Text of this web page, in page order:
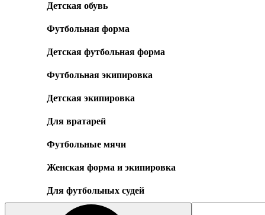
Детская обувь
Футбольная форма
Детская футбольная форма
Футбольная экипировка
Детская экипировка
Для вратарей
Футбольные мячи
Женская форма и экипировка
Для футбольных судей